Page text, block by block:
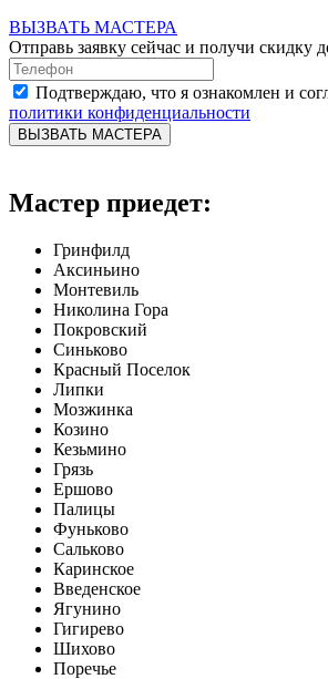
ВЫЗВАТЬ МАСТЕРА
Отправь заявку сейчас и получи скидку
Подтверждаю, что я ознакомлен и
политики конфиденциальности
ВЫЗВАТЬ МАСТЕРА
Мастер приедет:
Гринфилд
Аксиньино
Монтевиль
Николина Гора
Покровский
Синьково
Красный Поселок
Липки
Мозжинка
Козино
Кезьмино
Грязь
Ершово
Палицы
Фуньково
Сальково
Каринское
Введенское
Ягунино
Гигирево
Шихово
Поречье